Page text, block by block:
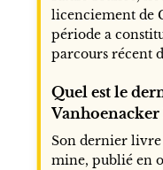
licenciement de
période a
parcours récent
Quel est le
Vanhoenacker
Son dernier livre
mine, publié en